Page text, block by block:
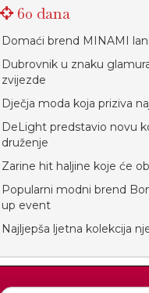
60 dana
Domaći brend MINAMI
Dubrovnik u znaku
zvijezde
Dječja moda koja priziva
DeLight predstavio novu
druženje
Zarine hit haljine koje će
Popularni modni brend
up event
Najljepša ljetna kolekcija